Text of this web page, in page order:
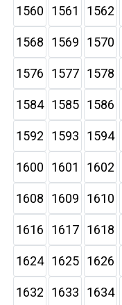
1560 1561 1562
1568 1569 1570
1576 1577 1578
1584 1585 1586
1592 1593 1594
1600 1601 1602
1608 1609 1610
1616 1617 1618
1624 1625 1626
1632 1633 1634